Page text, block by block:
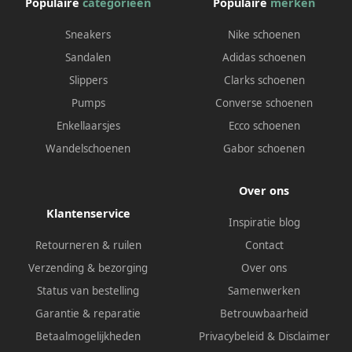
Sneakers
Sandalen
Slippers
Pumps
Enkellaarsjes
Wandelschoenen
Nike schoenen
Adidas schoenen
Clarks schoenen
Converse schoenen
Ecco schoenen
Gabor schoenen
Klantenservice
Retourneren & ruilen
Verzending & bezorging
Status van bestelling
Garantie & reparatie
Betaalmogelijkheden
Over ons
Inspiratie blog
Contact
Over ons
Samenwerken
Betrouwbaarheid
Privacybeleid & Disclaimer